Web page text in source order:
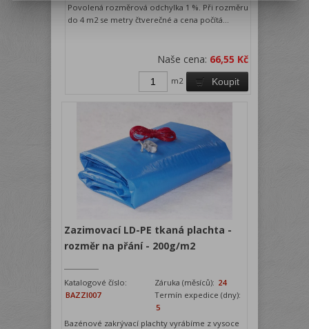
Povolená rozměrová odchylka 1 %. Při rozměru
do 4 m2 se metry čtverečné a cena počítá...
Naše cena: 66,55 Kč
Koupit
m2
Zazimovací LD-PE tkaná plachta -
rozměr na přání - 200g/m2
Katalogové číslo:
BAZZI007
Záruka (měsíců): 24
Termín expedice (dny):
5
Bazénové zakrývací plachty vyrábíme z vysoce